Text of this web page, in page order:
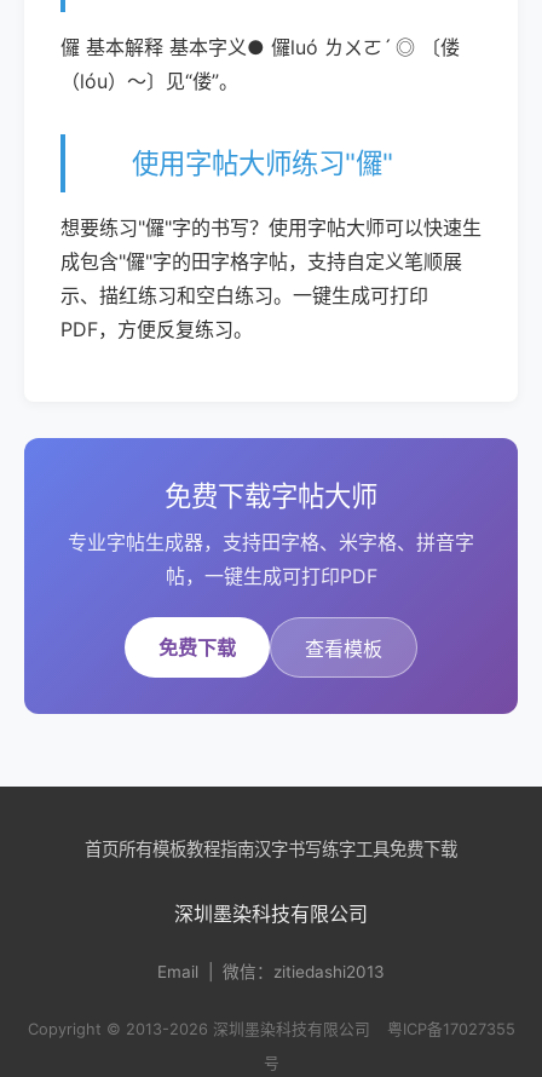
儸 基本解释 基本字义● 儸luó ㄌㄨㄛˊ ◎ 〔偻
（lóu）～〕见“偻”。
使用字帖大师练习"儸"
想要练习"儸"字的书写？使用字帖大师可以快速生
成包含"儸"字的田字格字帖，支持自定义笔顺展
示、描红练习和空白练习。一键生成可打印
PDF，方便反复练习。
免费下载字帖大师
专业字帖生成器，支持田字格、米字格、拼音字
帖，一键生成可打印PDF
免费下载 查看模板
首页所有模板教程指南汉字书写练字工具免费下载
深圳墨染科技有限公司
Email | 微信：zitiedashi2013
Copyright © 2013-2026 深圳墨染科技有限公司
粤ICP备17027355
号